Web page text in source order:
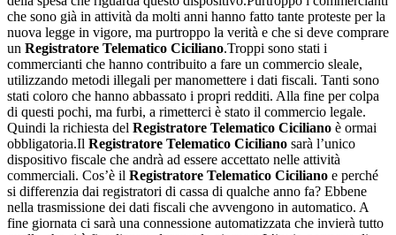
che sono già in attività da molti anni hanno fatto tante proteste per la
nuova legge in vigore, ma purtroppo la verità e che si deve comprare
un Registratore Telematico Ciciliano.Troppi sono stati i
commercianti che hanno contribuito a fare un commercio sleale,
utilizzando metodi illegali per manomettere i dati fiscali. Tanti sono
stati coloro che hanno abbassato i propri redditi. Alla fine per colpa
di questi pochi, ma furbi, a rimetterci è stato il commercio legale.
Quindi la richiesta del Registratore Telematico Ciciliano è ormai
obbligatoria.Il Registratore Telematico Ciciliano sarà l’unico
dispositivo fiscale che andrà ad essere accettato nelle attività
commerciali. Cos’è il Registratore Telematico Ciciliano e perché
si differenzia dai registratori di cassa di qualche anno fa? Ebbene
nella trasmissione dei dati fiscali che avvengono in automatico. A
fine giornata ci sarà una connessione automatizzata che invierà tutto